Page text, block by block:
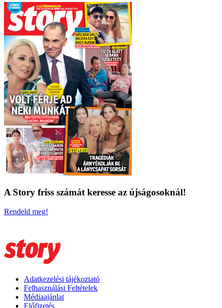
A Story friss számát keresse az újságosoknál!
Rendeld meg!
Adatkezelési tájékoztató
Felhasználási Feltételek
Médiaajánlat
Előfizetés